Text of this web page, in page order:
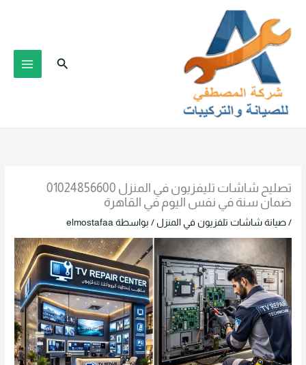
المحتوى
البحث
تصليح شاشات تليفزيون في المنزل 01024856600
ضمان سنة في نفس اليوم في القاهرة
/صيانة شاشات تلفزيون في المنزل / بواسطة elmostafaa